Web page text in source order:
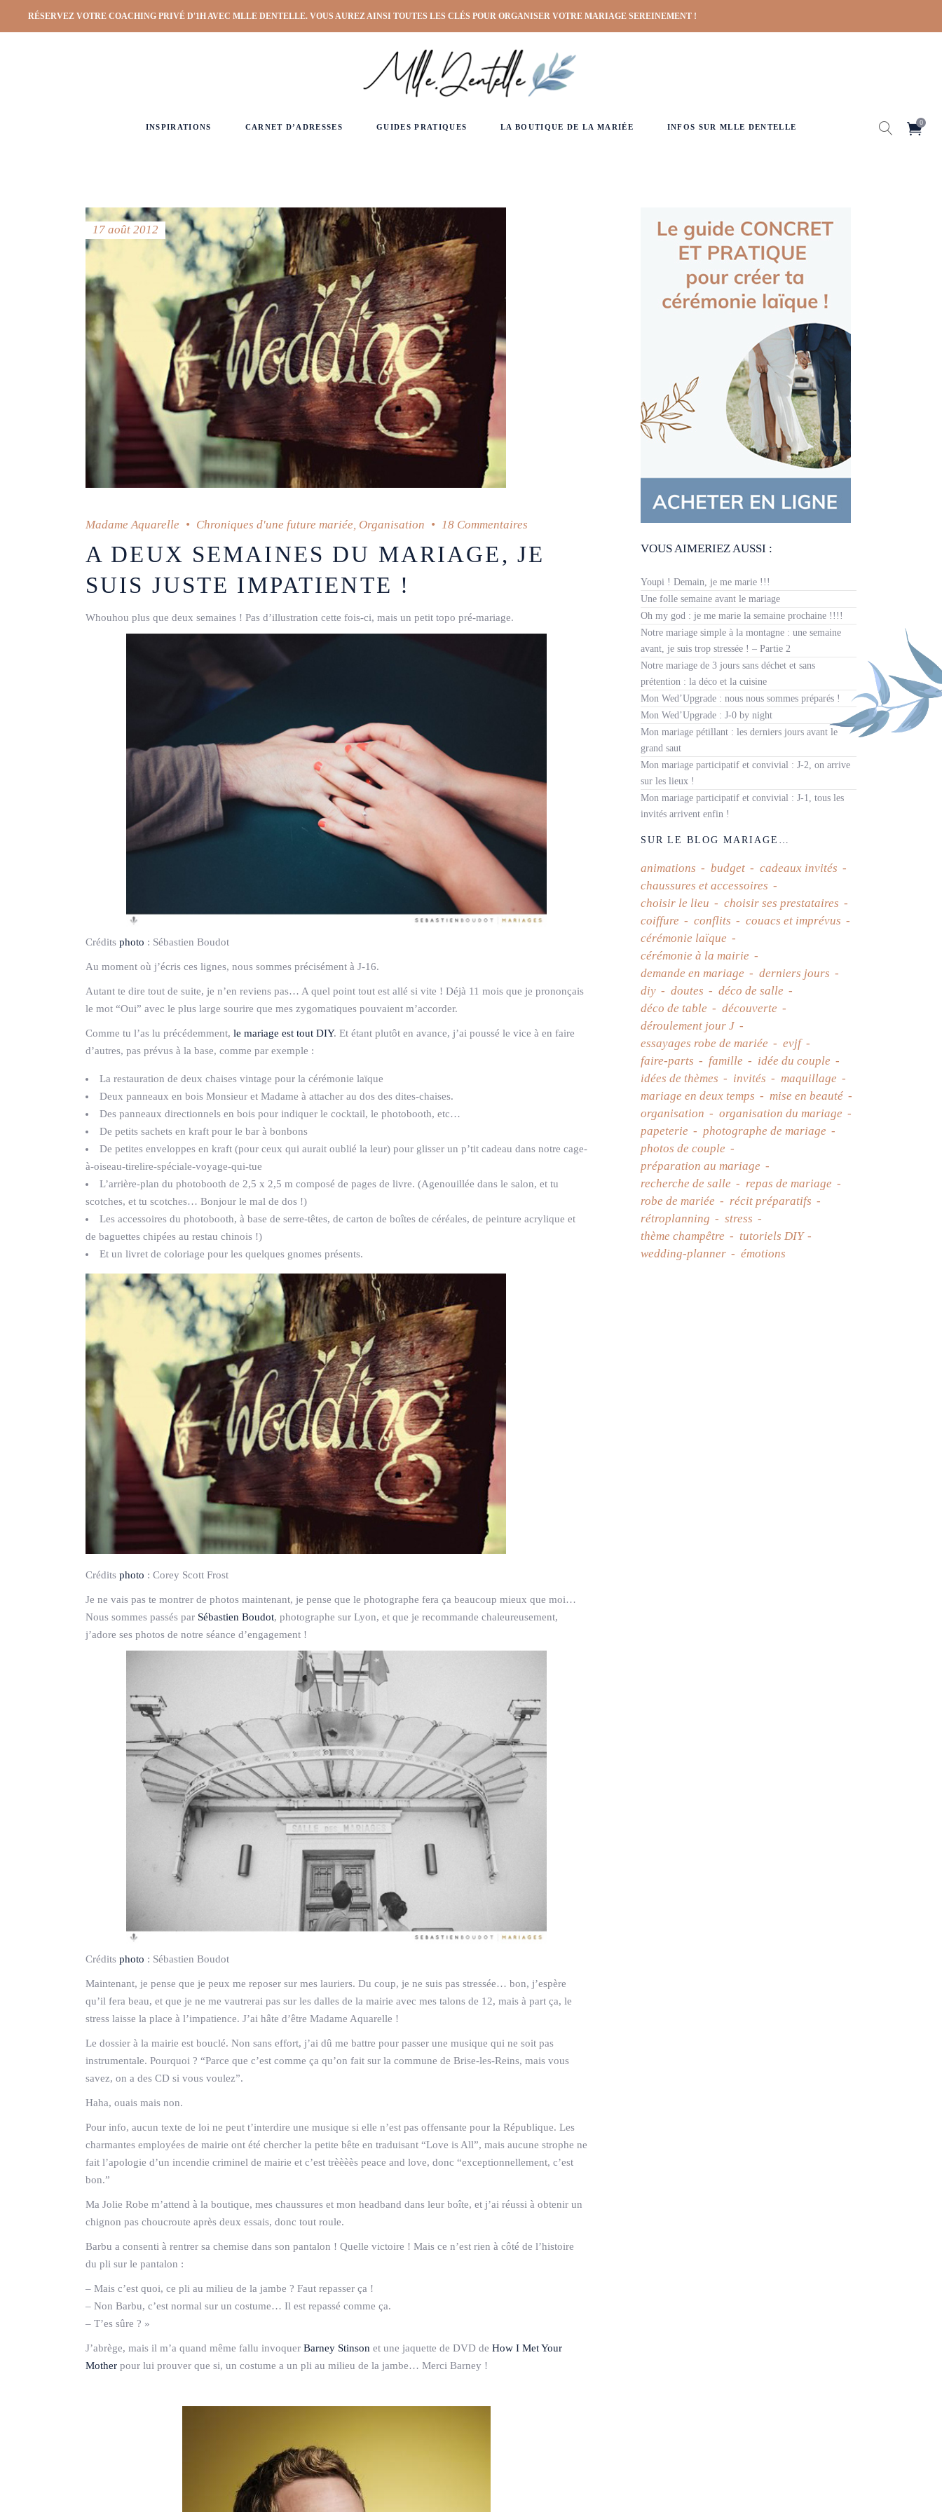
RÉSERVEZ VOTRE COACHING PRIVÉ D'1H AVEC MLLE DENTELLE. VOUS AUREZ AINSI TOUTES LES CLÉS POUR ORGANISER VOTRE MARIAGE SEREINEMENT !
INSPIRATIONS CARNET D’ADRESSES GUIDES PRATIQUES LA BOUTIQUE DE LA MARIÉE INFOS SUR MLLE DENTELLE
0
17 août 2012
Madame Aquarelle Chroniques d'une future mariée, Organisation 18 Commentaires
A DEUX SEMAINES DU MARIAGE, JE
SUIS JUSTE IMPATIENTE !
Whouhou plus que deux semaines ! Pas d’illustration cette fois-ci, mais un petit topo pré-mariage.
Crédits photo : Sébastien Boudot
Au moment où j’écris ces lignes, nous sommes précisément à J-16.
Autant te dire tout de suite, je n’en reviens pas… A quel point tout est allé si vite ! Déjà 11 mois que je prononçais
le mot “Oui” avec le plus large sourire que mes zygomatiques pouvaient m’accorder.
Comme tu l’as lu précédemment, le mariage est tout DIY. Et étant plutôt en avance, j’ai poussé le vice à en faire
d’autres, pas prévus à la base, comme par exemple :
La restauration de deux chaises vintage pour la cérémonie laïque
Deux panneaux en bois Monsieur et Madame à attacher au dos des dites-chaises.
Des panneaux directionnels en bois pour indiquer le cocktail, le photobooth, etc…
De petits sachets en kraft pour le bar à bonbons
De petites enveloppes en kraft (pour ceux qui aurait oublié la leur) pour glisser un p’tit cadeau dans notre cage-
à-oiseau-tirelire-spéciale-voyage-qui-tue
L’arrière-plan du photobooth de 2,5 x 2,5 m composé de pages de livre. (Agenouillée dans le salon, et tu
scotches, et tu scotches… Bonjour le mal de dos !)
Les accessoires du photobooth, à base de serre-têtes, de carton de boîtes de céréales, de peinture acrylique et
de baguettes chipées au restau chinois !)
Et un livret de coloriage pour les quelques gnomes présents.
Crédits photo : Corey Scott Frost
Je ne vais pas te montrer de photos maintenant, je pense que le photographe fera ça beaucoup mieux que moi…
Nous sommes passés par Sébastien Boudot, photographe sur Lyon, et que je recommande chaleureusement,
j’adore ses photos de notre séance d’engagement !
Crédits photo : Sébastien Boudot
Maintenant, je pense que je peux me reposer sur mes lauriers. Du coup, je ne suis pas stressée… bon, j’espère
qu’il fera beau, et que je ne me vautrerai pas sur les dalles de la mairie avec mes talons de 12, mais à part ça, le
stress laisse la place à l’impatience. J’ai hâte d’être Madame Aquarelle !
Le dossier à la mairie est bouclé. Non sans effort, j’ai dû me battre pour passer une musique qui ne soit pas
instrumentale. Pourquoi ? “Parce que c’est comme ça qu’on fait sur la commune de Brise-les-Reins, mais vous
savez, on a des CD si vous voulez”.
Haha, ouais mais non.
Pour info, aucun texte de loi ne peut t’interdire une musique si elle n’est pas offensante pour la République. Les
charmantes employées de mairie ont été chercher la petite bête en traduisant “Love is All”, mais aucune strophe ne
fait l’apologie d’un incendie criminel de mairie et c’est trèèèès peace and love, donc “exceptionnellement, c’est
bon.”
Ma Jolie Robe m’attend à la boutique, mes chaussures et mon headband dans leur boîte, et j’ai réussi à obtenir un
chignon pas choucroute après deux essais, donc tout roule.
Barbu a consenti à rentrer sa chemise dans son pantalon ! Quelle victoire ! Mais ce n’est rien à côté de l’histoire
du pli sur le pantalon :
– Mais c’est quoi, ce pli au milieu de la jambe ? Faut repasser ça !
– Non Barbu, c’est normal sur un costume… Il est repassé comme ça.
– T’es sûre ? »
J’abrège, mais il m’a quand même fallu invoquer Barney Stinson et une jaquette de DVD de How I Met Your
Mother pour lui prouver que si, un costume a un pli au milieu de la jambe… Merci Barney !
VOUS AIMERIEZ AUSSI :
Youpi ! Demain, je me marie !!!
Une folle semaine avant le mariage
Oh my god : je me marie la semaine prochaine !!!!
Notre mariage simple à la montagne : une semaine
avant, je suis trop stressée ! – Partie 2
Notre mariage de 3 jours sans déchet et sans
prétention : la déco et la cuisine
Mon Wed’Upgrade : nous nous sommes préparés !
Mon Wed’Upgrade : J-0 by night
Mon mariage pétillant : les derniers jours avant le
grand saut
Mon mariage participatif et convivial : J-2, on arrive
sur les lieux !
Mon mariage participatif et convivial : J-1, tous les
invités arrivent enfin !
SUR LE BLOG MARIAGE…
animations budget
cadeaux invités
chaussures et accessoires
choisir le lieu
choisir ses prestataires
coiffure
conflits
couacs et imprévus
cérémonie laïque
cérémonie à la mairie
demande en mariage
derniers jours
diy
doutes
déco de salle
déco de table
découverte
déroulement jour J
essayages robe de mariée
evjf
faire-parts
famille
idée du couple
idées de thèmes
invités
maquillage
mariage en deux temps
mise en beauté
organisation
organisation du mariage
papeterie
photographe de mariage
photos de couple
préparation au mariage
recherche de salle
repas de mariage
robe de mariée
récit préparatifs
rétroplanning
stress
thème champêtre
tutoriels DIY
wedding-planner
émotions